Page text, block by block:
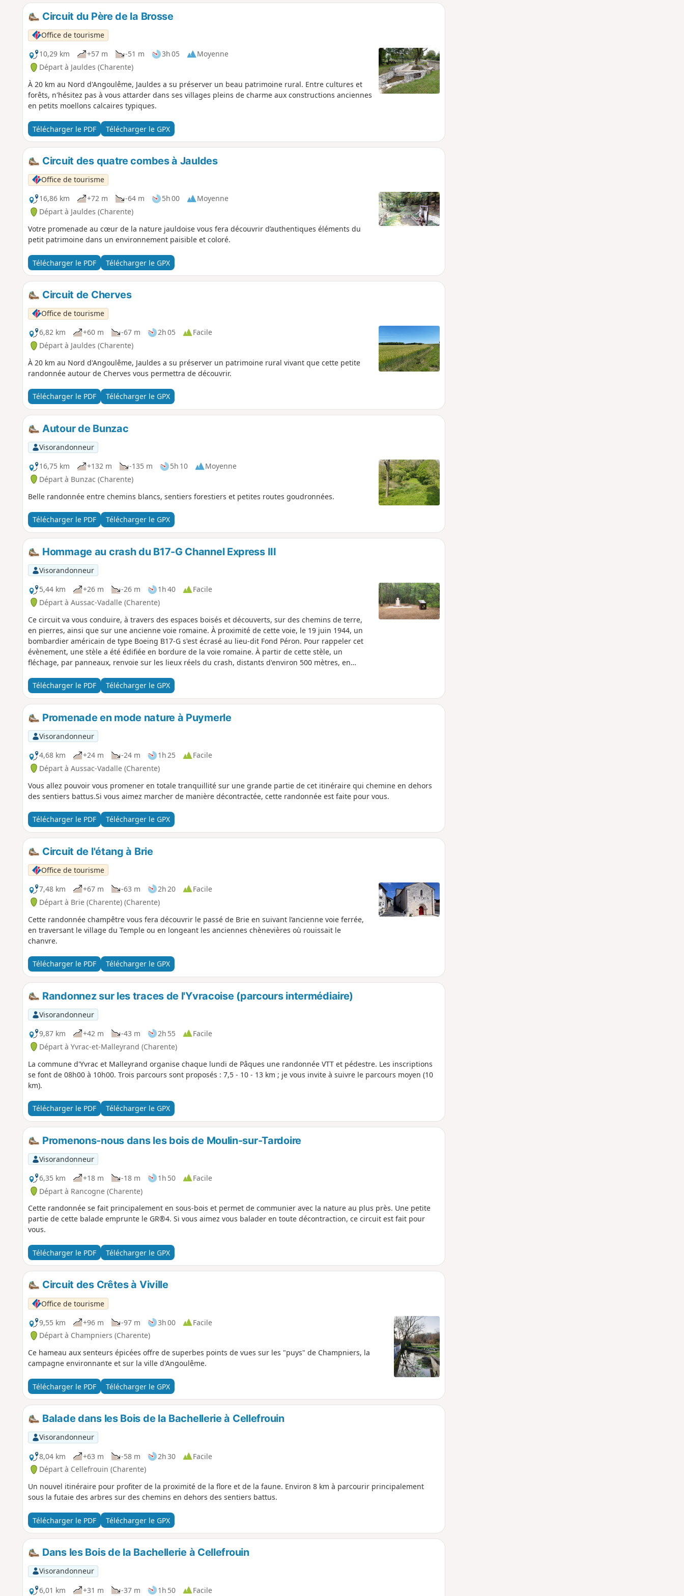
Circuit du Père de la Brosse
Office de tourisme
10,29 km
+57 m -51 m 3h 05
Moyenne
Départ à Jauldes (Charente)
À 20 km au Nord d'Angoulême, Jauldes a su préserver un beau patrimoine rural. Entre cultures et
forêts, n'hésitez pas à vous attarder dans ses villages pleins de charme aux constructions anciennes
en petits moellons calcaires typiques.
Télécharger le PDF Télécharger le GPX
Circuit des quatre combes à Jauldes
Office de tourisme
16,86 km
+72 m -64 m 5h 00
Moyenne
Départ à Jauldes (Charente)
Votre promenade au cœur de la nature jauldoise vous fera découvrir d’authentiques éléments du
petit patrimoine dans un environnement paisible et coloré.
Télécharger le PDF Télécharger le GPX
Circuit de Cherves
Office de tourisme
6,82 km
+60 m -67 m 2h 05
Facile
Départ à Jauldes (Charente)
À 20 km au Nord d'Angoulême, Jauldes a su préserver un patrimoine rural vivant que cette petite
randonnée autour de Cherves vous permettra de découvrir.
Télécharger le PDF Télécharger le GPX
Autour de Bunzac
Visorandonneur
16,75 km
+132 m -135 m 5h 10
Moyenne
Départ à Bunzac (Charente)
Belle randonnée entre chemins blancs, sentiers forestiers et petites routes goudronnées.
Télécharger le PDF Télécharger le GPX
Hommage au crash du B17-G Channel Express III
Visorandonneur
5,44 km
+26 m -26 m 1h 40
Facile
Départ à Aussac-Vadalle (Charente)
Ce circuit va vous conduire, à travers des espaces boisés et découverts, sur des chemins de terre,
en pierres, ainsi que sur une ancienne voie romaine. À proximité de cette voie, le 19 juin 1944, un
bombardier américain de type Boeing B17-G s'est écrasé au lieu-dit Fond Péron. Pour rappeler cet
évènement, une stèle a été édifiée en bordure de la voie romaine. À partir de cette stèle, un
fléchage, par panneaux, renvoie sur les lieux réels du crash, distants d'environ 500 mètres, en
quiétude.
Télécharger le PDF Télécharger le GPX
Promenade en mode nature à Puymerle
Visorandonneur
4,68 km
+24 m -24 m 1h 25
Facile
Départ à Aussac-Vadalle (Charente)
Vous allez pouvoir vous promener en totale tranquillité sur une grande partie de cet itinéraire qui chemine en dehors
des sentiers battus.Si vous aimez marcher de manière décontractée, cette randonnée est faite pour vous.
Télécharger le PDF Télécharger le GPX
Circuit de l'étang à Brie
Office de tourisme
7,48 km
+67 m -63 m 2h 20
Facile
Départ à Brie (Charente) (Charente)
Cette randonnée champêtre vous fera découvrir le passé de Brie en suivant l’ancienne voie ferrée,
en traversant le village du Temple ou en longeant les anciennes chènevières où rouissait le
chanvre.
Télécharger le PDF Télécharger le GPX
Randonnez sur les traces de l'Yvracoise (parcours intermédiaire)
Visorandonneur
9,87 km
+42 m -43 m 2h 55
Facile
Départ à Yvrac-et-Malleyrand (Charente)
La commune d'Yvrac et Malleyrand organise chaque lundi de Pâques une randonnée VTT et pédestre. Les inscriptions
se font de 08h00 à 10h00. Trois parcours sont proposés : 7,5 - 10 - 13 km ; je vous invite à suivre le parcours moyen (10
km).
Télécharger le PDF Télécharger le GPX
Promenons-nous dans les bois de Moulin-sur-Tardoire
Visorandonneur
6,35 km
+18 m -18 m 1h 50
Facile
Départ à Rancogne (Charente)
Cette randonnée se fait principalement en sous-bois et permet de communier avec la nature au plus près. Une petite
partie de cette balade emprunte le GR®4. Si vous aimez vous balader en toute décontraction, ce circuit est fait pour
vous.
Télécharger le PDF Télécharger le GPX
Circuit des Crêtes à Viville
Office de tourisme
9,55 km
+96 m -97 m 3h 00
Facile
Départ à Champniers (Charente)
Ce hameau aux senteurs épicées offre de superbes points de vues sur les "puys" de Champniers, la
campagne environnante et sur la ville d'Angoulême.
Télécharger le PDF Télécharger le GPX
Balade dans les Bois de la Bachellerie à Cellefrouin
Visorandonneur
8,04 km
+63 m -58 m 2h 30
Facile
Départ à Cellefrouin (Charente)
Un nouvel itinéraire pour profiter de la proximité de la flore et de la faune. Environ 8 km à parcourir principalement
sous la futaie des arbres sur des chemins en dehors des sentiers battus.
Télécharger le PDF Télécharger le GPX
Dans les Bois de la Bachellerie à Cellefrouin
Visorandonneur
6,01 km
+31 m -37 m 1h 50 Facile